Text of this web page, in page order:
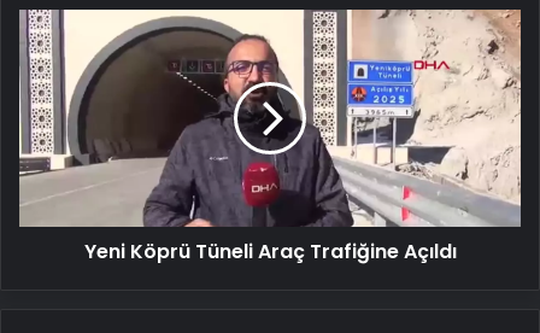
Yeni
Köprü
Tüneli
Araç
Trafiğine
Açıldı
Yeni Köprü Tüneli Araç Trafiğine Açıldı